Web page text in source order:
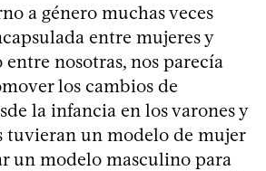
a género muchas veces
entre mujeres y
nosotras, nos parecía
los cambios de
la infancia en los varones y
tuvieran un modelo de mujer
un modelo masculino para